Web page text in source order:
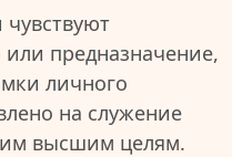
предназначение,
личного
на служение
высшим целям.